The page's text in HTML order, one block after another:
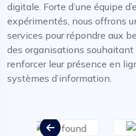
digitale. Forte d’une équipe
expérimentés, nous offrons
services pour répondre aux
des organisations souhaitant
renforcer leur présence en
systèmes d’information.